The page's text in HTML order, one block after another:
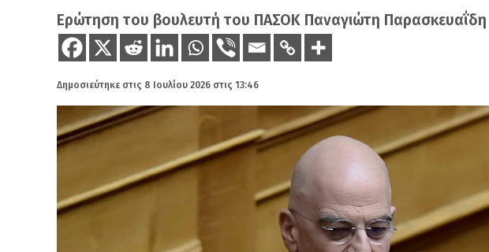
Ερώτηση του βουλευτή του ΠΑΣΟΚ Παναγιώτη Παρασκευαΐδη
Δημοσιεύτηκε στις 8 Ιουλίου 2026 στις 13:46